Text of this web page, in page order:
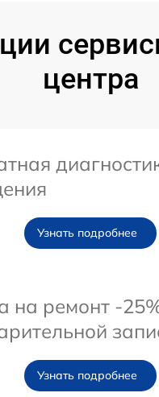
центра
Узнать подробнее
на ремонт -
Узнать подробнее